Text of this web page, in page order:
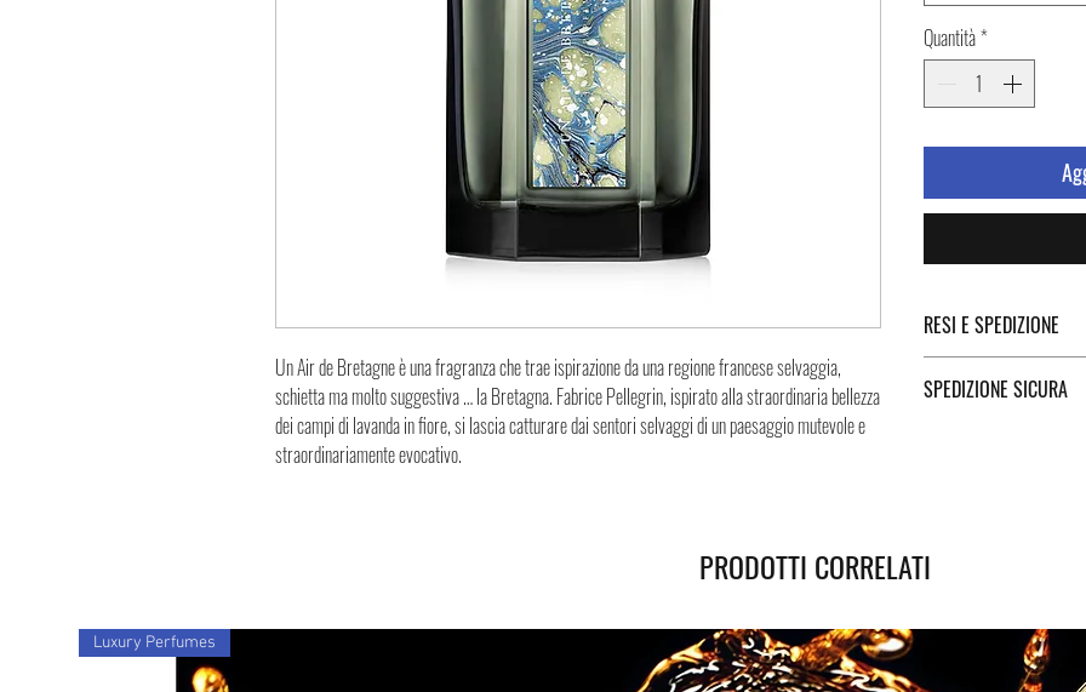
Un Air de Bretagne è una fragranza che trae ispirazione da una regione francese selvaggia,
schietta ma molto suggestiva … la Bretagna. Fabrice Pellegrin, ispirato alla straordinaria bellezza
dei campi di lavanda in fiore, si lascia catturare dai sentori selvaggi di un paesaggio mutevole e
straordinariamente evocativo.
Quantità*
RESI E SPEDIZIONE
Spedizione cliccando i
SPEDIZIONE SICURA
tracciamento grazie al
spedizione. Puoi contare su
PRODOTTI CORRELATI
Luxury Perfumes